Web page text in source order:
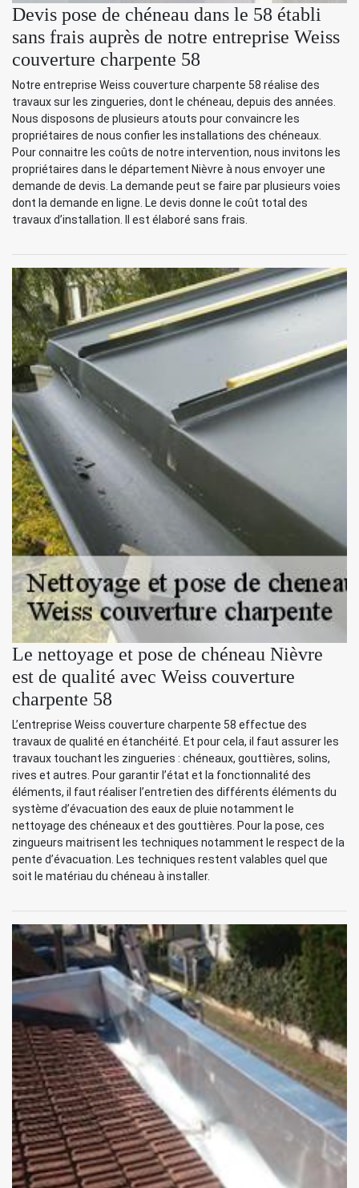
Devis pose de chéneau dans le 58 établi
sans frais auprès de notre entreprise Weiss
couverture charpente 58
Notre entreprise Weiss couverture charpente 58 réalise des
travaux sur les zingueries, dont le chéneau, depuis des années.
Nous disposons de plusieurs atouts pour convaincre les
propriétaires de nous confier les installations des chéneaux.
Pour connaitre les coûts de notre intervention, nous invitons les
propriétaires dans le département Nièvre à nous envoyer une
demande de devis. La demande peut se faire par plusieurs voies
dont la demande en ligne. Le devis donne le coût total des
travaux d’installation. Il est élaboré sans frais.
Le nettoyage et pose de chéneau Nièvre
est de qualité avec Weiss couverture
charpente 58
L’entreprise Weiss couverture charpente 58 effectue des
travaux de qualité en étanchéité. Et pour cela, il faut assurer les
travaux touchant les zingueries : chéneaux, gouttières, solins,
rives et autres. Pour garantir l’état et la fonctionnalité des
éléments, il faut réaliser l’entretien des différents éléments du
système d’évacuation des eaux de pluie notamment le
nettoyage des chéneaux et des gouttières. Pour la pose, ces
zingueurs maitrisent les techniques notamment le respect de la
pente d’évacuation. Les techniques restent valables quel que
soit le matériau du chéneau à installer.